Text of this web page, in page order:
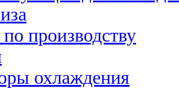
производству
охлаждения